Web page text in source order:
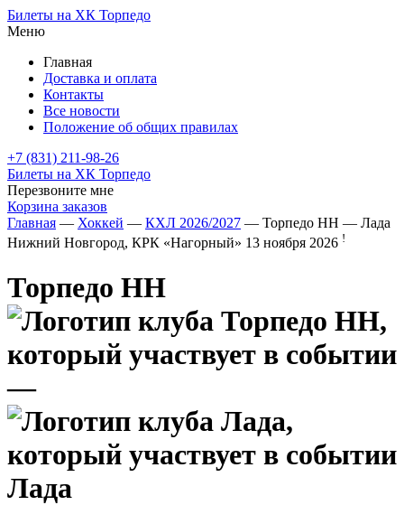
Билеты на ХК Торпедо
Меню
Главная
Доставка и оплата
Контакты
Все новости
Положение об общих правилах
+7 (831) 211-98-26
Билеты на ХК Торпедо
Перезвоните мне
Корзина заказов
Главная — Хоккей — КХЛ 2026/2027 — Торпедо НН — Лада
Нижний Новгород, КРК «Нагорный» 13 ноября 2026 !
Торпедо НН
—
Лада